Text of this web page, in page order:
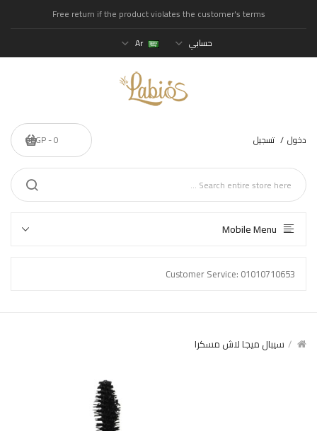
Free return if the product violates the customer's terms
حسابي
Ar
دخول تسجيل 0 - 0EGP
Mobile Menu
Customer Service: 01010710653
سيبال ميجا لاش مسكرا